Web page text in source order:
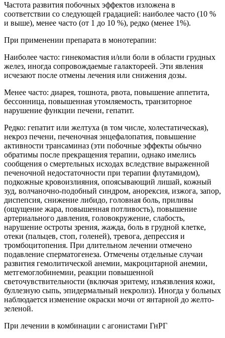
Частота развития побочных эффектов изложена в
соответствии со следующей градацией: наиболее часто (10 %
и выше), менее часто (от 1 до 10 %), редко (менее 1%).
При применении препарата в монотерапии:
Наиболее часто: гинекомастия и/или боли в области грудных
желез, иногда сопровождаемые галактореей. Эти явления
исчезают после отмены лечения или снижения дозы.
Менее часто: диарея, тошнота, рвота, повышение аппетита,
бессонница, повышенная утомляемость, транзиторное
нарушение функции печени, гепатит.
Редко: гепатит или желтуха (в том числе, холестатическая),
некроз печени, печеночная энцефалопатия, повышение
активности трансаминаз (эти побочные эффекты обычно
обратимы после прекращения терапии, однако имелись
сообщения о смертельных исходах вследствие выраженной
печеночной недостаточности при терапии флутамидом),
подкожные кровоизлияния, опоясывающий лишай, кожный
зуд, волчаночно-подобный синдром, анорексия, изжога, запор,
диспепсия, снижение либидо, головная боль, приливы
(ощущение жара, повышенная потливость), повышение
артериального давления, головокружение, слабость,
нарушение остроты зрения, жажда, боль в грудной клетке,
отеки (пальцев, стоп, голеней), тревога, депрессия и
тромбоцитопения. При длительном лечении отмечено
подавление сперматогенеза. Отмечены отдельные случаи
развития гемолитической анемии, макроцитарной анемии,
метгемоглобинемии, реакции повышенной
светочувствительности (включая эритему, изъязвления кожи,
буллезную сыпь, эпидермальный некролиз). Иногда у больных
наблюдается изменение окраски мочи от янтарной до желто-
зеленой.
При лечении в комбинации с агонистами ГнРГ